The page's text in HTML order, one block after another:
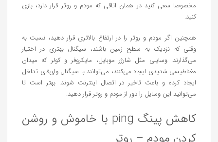
مخصوصا سعی کنید در همان اتاقی که مودم و روتر قرار دارد، بازی
کنید.
همچنین اگر مودم و روتر را در ارتفاع بالاتری قرار دهید، نسبت به
وقتی که نزدیک به سطح زمین باشند، سیگنال بهتری در اختیار
می‌گذارند. وسایلی مثل شارژر موبایل، مایکروفر و کولر که میدان
مغناطیسی شدیدی ایجاد می‌کنند، می‌توانند با سیگنال وای‌فای تداخل
ایجاد کرده و باعث تاخیر در اتصال اینترنت شوند. بهتر است تا
می‌توانید این وسایل را دور از مودم و روتر قرار دهید.
کاهش پینگ ping با خاموش و روشن